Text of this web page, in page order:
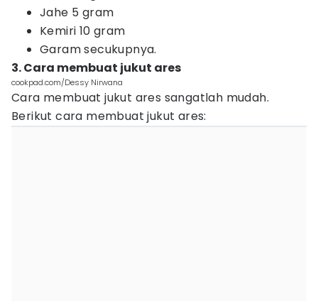
Jahe 5 gram
Kemiri 10 gram
Garam secukupnya.
3. Cara membuat jukut ares
cookpad.com/Dessy Nirwana
Cara membuat jukut ares sangatlah mudah.
Berikut cara membuat jukut ares: